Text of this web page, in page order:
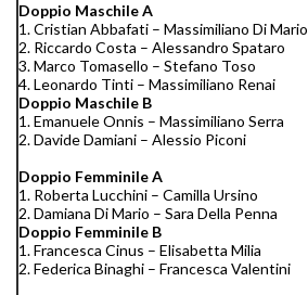
Doppio Maschile A
1. Cristian Abbafati – Massimiliano Di Mario
2. Riccardo Costa – Alessandro Spataro
3. Marco Tomasello – Stefano Toso
4. Leonardo Tinti – Massimiliano Renai
Doppio Maschile B
1. Emanuele Onnis – Massimiliano Serra
2. Davide Damiani – Alessio Piconi
Doppio Femminile A
1. Roberta Lucchini – Camilla Ursino
2. Damiana Di Mario – Sara Della Penna
Doppio Femminile B
1. Francesca Cinus – Elisabetta Milia
2. Federica Binaghi – Francesca Valentini